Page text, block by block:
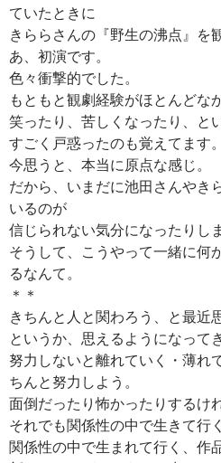
ていたときに
きららさんの『野生の沸点』を
あ、初演です。
色々衝撃的でした。
もともと観劇経験がほとんどな
笑ったり、苦しくなったり、と
すごく戸惑ったのも覚えてます。
今思うと、本当に原点な感じ。
だから、いまだに池田さんやき
いるのが
信じられない気分になったりし
そうして、こうやって一緒に何
るなんて。
＊＊
きちんと人と関わろう、と最近
というか、思えるようになって
努力しないと離れていく・薄れ
ちんと努力しよう。
面倒だったり怖かったりするけ
それでも関係性の中で生きて行
関係性の中で生まれて行く、作